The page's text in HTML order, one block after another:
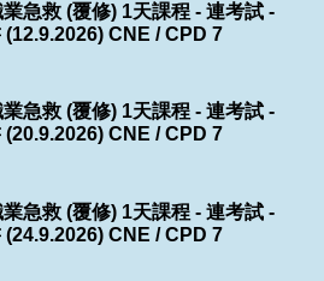
急救 (覆修) 1天課程 - 連考試 -
(12.9.2026) CNE / CPD 7
急救 (覆修) 1天課程 - 連考試 -
(20.9.2026) CNE / CPD 7
急救 (覆修) 1天課程 - 連考試 -
(24.9.2026) CNE / CPD 7